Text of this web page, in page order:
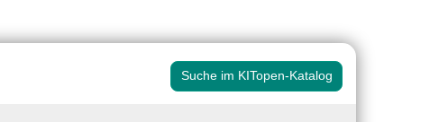
Suche im KITopen-Katalog